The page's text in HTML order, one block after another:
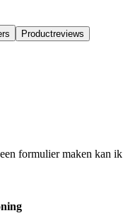
Productreviews
formulier maken kan ik